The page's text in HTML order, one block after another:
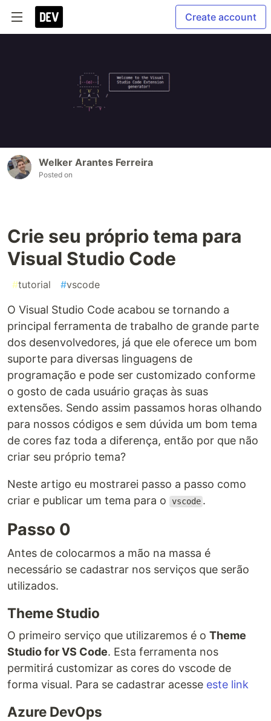
Create account
Welker Arantes Ferreira
Posted on
Crie seu próprio tema para
Visual Studio Code
#tutorial #vscode
O Visual Studio Code acabou se tornando a
principal ferramenta de trabalho de grande parte
dos desenvolvedores, já que ele oferece um bom
suporte para diversas linguagens de
programação e pode ser customizado conforme
o gosto de cada usuário graças às suas
extensões. Sendo assim passamos horas olhando
para nossos códigos e sem dúvida um bom tema
de cores faz toda a diferença, então por que não
criar seu próprio tema?
Neste artigo eu mostrarei passo a passo como
criar e publicar um tema para o
vscode .
Passo 0
Antes de colocarmos a mão na massa é
necessário se cadastrar nos serviços que serão
utilizados.
Theme Studio
O primeiro serviço que utilizaremos é o Theme
Studio for VS Code. Esta ferramenta nos
permitirá customizar as cores do vscode de
forma visual. Para se cadastrar acesse este link
Azure DevOps